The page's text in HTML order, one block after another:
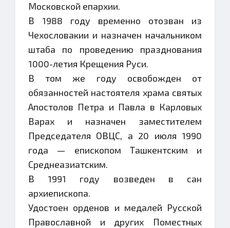
Московской епархии.
В 1988 году временно отозван из
Чехословакии и назначен начальником
штаба по проведению празднования
1000-летия Крещения Руси.
В том же году освобожден от
обязанностей настоятеля храма святых
Апостолов Петра и Павла в Карловых
Варах и назначен заместителем
Председателя ОВЦС, а 20 июля 1990
года — епископом Ташкентским и
Среднеазиатским.
В 1991 году возведен в сан
архиепископа.
Удостоен орденов и медалей Русской
Православной и других Поместных